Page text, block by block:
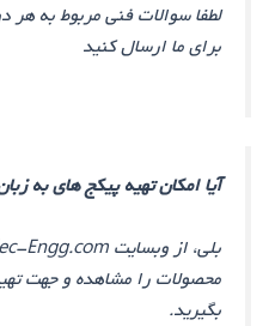
لطفا سوالات فنی مربوط به
برای ما ارسال کنید
آیا امکان تهیه پیکج های به
محصولات را مشاهده و جهت
بگیرید.